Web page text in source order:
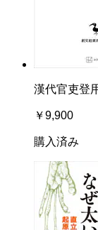
漢代官吏登
￥9,900
購入済み